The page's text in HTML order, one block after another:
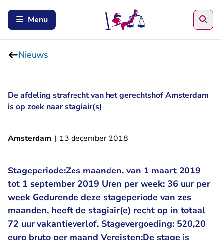
Menu
Nieuws
De afdeling strafrecht van het gerechtshof Amsterdam
is op zoek naar stagiair(s)
Amsterdam | 13 december 2018
Stageperiode:Zes maanden, van 1 maart 2019
tot 1 september 2019 Uren per week: 36 uur per
week Gedurende deze stageperiode van zes
maanden, heeft de stagiair(e) recht op in totaal
72 uur vakantieverlof. Stagevergoeding: 520,20
euro bruto per maand Vereisten:De stage is